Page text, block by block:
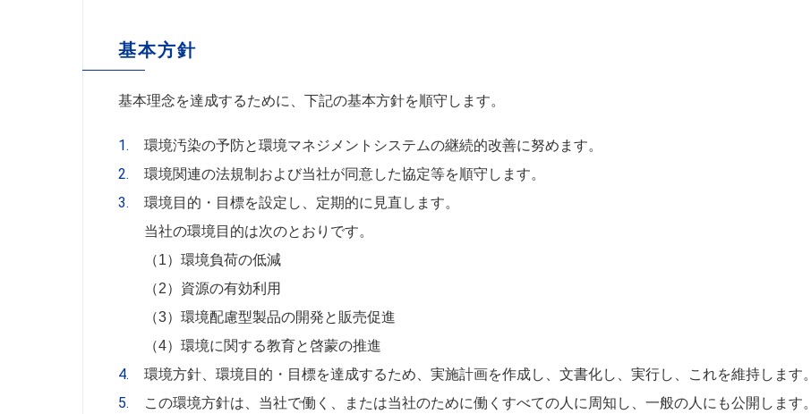
基本方針
基本理念を達成するために、下記の基本方針を順守します。
環境汚染の予防と環境マネジメントシステムの継続的改善に努めます。
環境関連の法規制および当社が同意した協定等を順守します。
環境目的・目標を設定し、定期的に見直します。
当社の環境目的は次のとおりです。
（1）環境負荷の低減
（2）資源の有効利用
（3）環境配慮型製品の開発と販売促進
（4）環境に関する教育と啓蒙の推進
環境方針、環境目的・目標を達成するため、実施計画を作成し、文書化し、実行し、これを維持します。
この環境方針は、当社で働く、または当社のために働くすべての人に周知し、一般の人にも公開します。